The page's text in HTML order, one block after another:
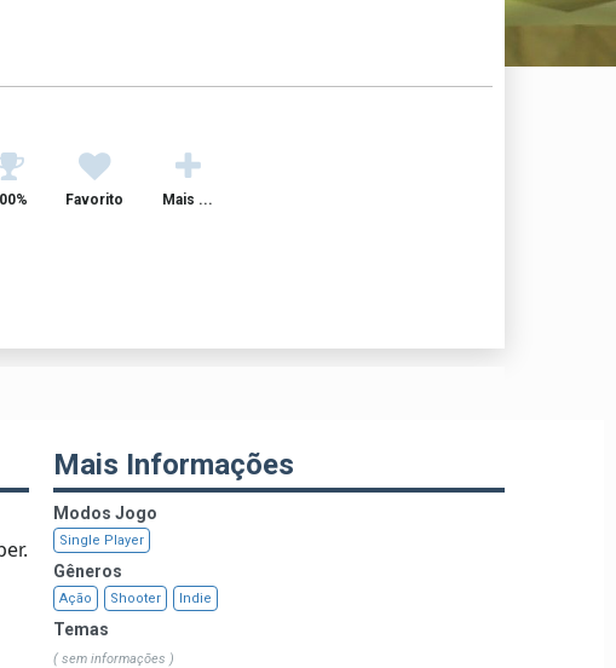
Favorito Mais ...
Mais Informações
Modos Jogo
Single Player
Gêneros
Ação Shooter Indie
Temas
( sem informações )